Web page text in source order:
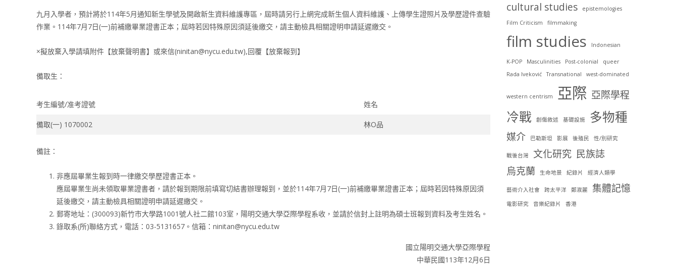
九月入學者，預計將於114年5月通知新生學號及開啟新生資料維護專區，屆時請另行上網完成新生個人資料維護、上傳學生證照片及學歷證件查驗
作業。114年7月7日(一)前補繳畢業證書正本；屆時若因特殊原因須延後繳交，請主動檢具相關證明申請延遲繳交。
×擬放棄入學請填附件【放棄聲明書】或來信(ninitan@nycu.edu.tw),回覆【放棄報到】
備取生：
考生編號/准考證號 姓名
備取(一) 1070002 林O品
備註：
非應屆畢業生報到時一律繳交學歷證書正本。
應屆畢業生尚未領取畢業證書者，請於報到期限前填寫切結書辦理報到，並於114年7月7日(一)前補繳畢業證書正本；屆時若因特殊原因須
延後繳交，請主動檢具相關證明申請延遲繳交。
郵寄地址：(300093)新竹市大學路1001號人社二館103室，陽明交通大學亞際學程系收，並請於信封上註明為碩士班報到資料及考生姓名。
錄取系(所)聯絡方式，電話：03-5131657。信箱：ninitan@nycu.edu.tw
國立陽明交通大學亞際學程
中華民國113年12月6日
cultural studies
epistemologies
Film Criticism
filmmaking
film studies Indonesian
K-POP Masculinities Post-colonial
queer
Rada Iveković
Transnational west-dominated
western centrism 亞際 亞際學程
冷戰 創傷敘述 基礎設施 多物種
媒介 巴勒斯坦 影展 後殖民 性/別研究
戰後台灣 文化研究 民族誌
烏克蘭
生命地景 紀錄片 經濟人類學
藝術介入社會 跨太平洋 鄭淑麗 集體記憶
電影研究 音樂紀錄片 香港